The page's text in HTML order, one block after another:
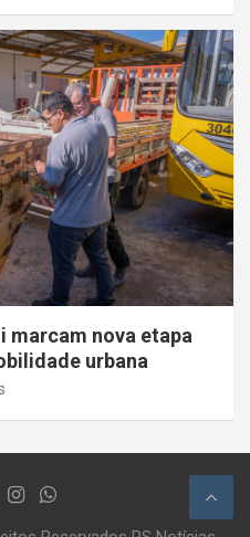
marcam nova etapa
urbana